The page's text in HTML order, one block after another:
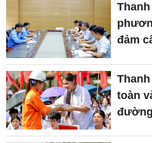
đảm
toàn
đường